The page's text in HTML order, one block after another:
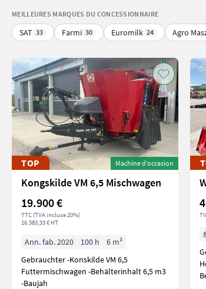
MEILLEURES MARQUES DU CONCESSIONNAIRE
SAT 33 Farmi 30 Euromilk 24 Agro
TOP Machine d’occasion
Kongskilde VM 6,5 Mischwagen
19.900 €
TTC (TVA incluse 20%)
16.583,33 € HT
Ann. fab. 2020 100 h
6 m³
Gebrauchter -Konskilde VM 6,5
Futtermischwagen -Behälterinhalt 6,5 m3
-Baujah